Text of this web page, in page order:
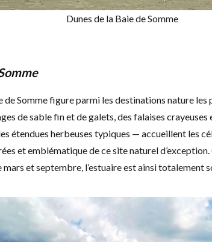
Dunes de la Baie de Somme
de Somme figure parmi les destinations nature les
de sable fin et de galets, des falaises
étendues herbeuses typiques — accueillent les
et emblématique de ce site naturel
mars et septembre, l’estuaire est ainsi totalement